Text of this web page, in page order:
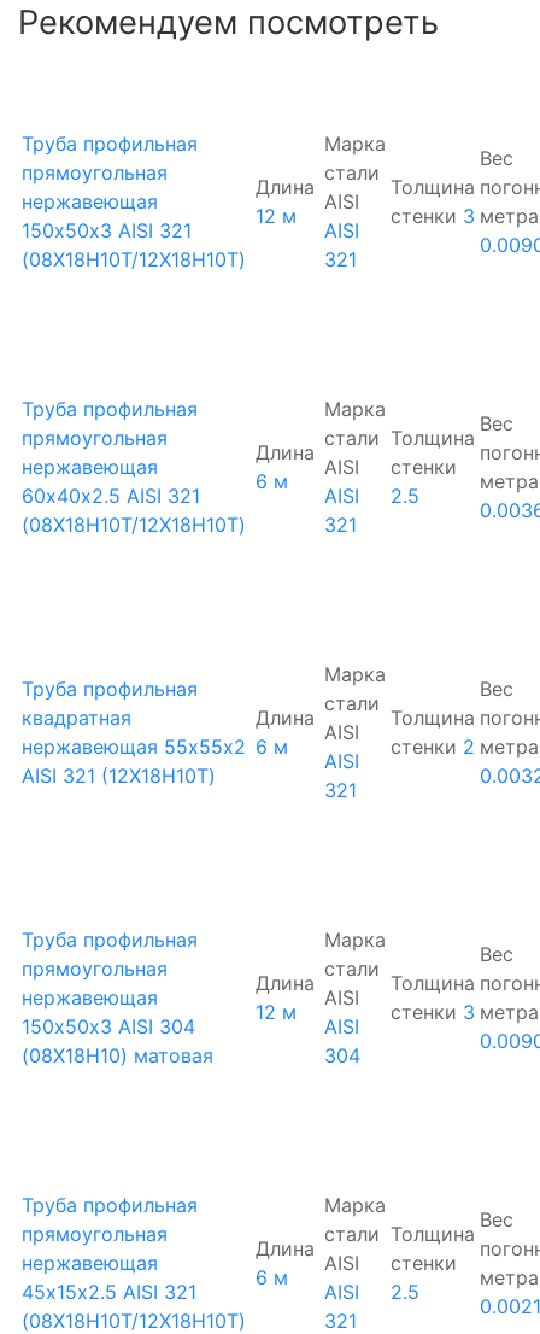
Рекомендуем посмотреть
Труба профильная
прямоугольная
нержавеющая
150х50х3 AISI 321
(08Х18Н10Т/12Х18Н10Т)
Длина
12 м
Марка
стали
AISI
AISI
321
Толщина
стенки 3
Вес
метра
Труба профильная
прямоугольная
нержавеющая
60х40х2.5 AISI 321
(08Х18Н10Т/12Х18Н10Т)
Длина
6 м
Марка
стали
AISI
AISI
321
Толщина
стенки
2.5
Вес
метра
Труба профильная
квадратная
нержавеющая 55х55х2
AISI 321 (12Х18Н10Т)
Длина
6 м
Марка
стали
AISI
AISI
321
Толщина
стенки 2
Вес
метра
Труба профильная
прямоугольная
нержавеющая
150х50х3 AISI 304
(08Х18Н10) матовая
Длина
12 м
Марка
стали
AISI
AISI
304
Толщина
стенки 3
Вес
метра
Труба профильная
прямоугольная
нержавеющая
45х15х2.5 AISI 321
(08Х18Н10Т/12Х18Н10Т)
Длина
6 м
Марка
стали
AISI
AISI
321
Толщина
стенки
2.5
Вес
метра